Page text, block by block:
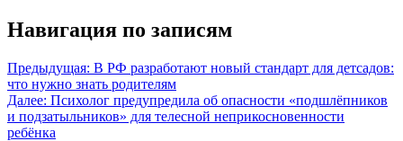
Навигация по записям
Предыдущая: В РФ разработают новый стандарт для детсадов:
что нужно знать родителям
Далее: Психолог предупредила об опасности «подшлёпников
и подзатыльников» для телесной неприкосновенности
ребёнка